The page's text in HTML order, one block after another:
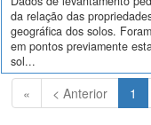
da relação das
geográfica dos solos.
em pontos previamente
sol...
« < Anterior 1